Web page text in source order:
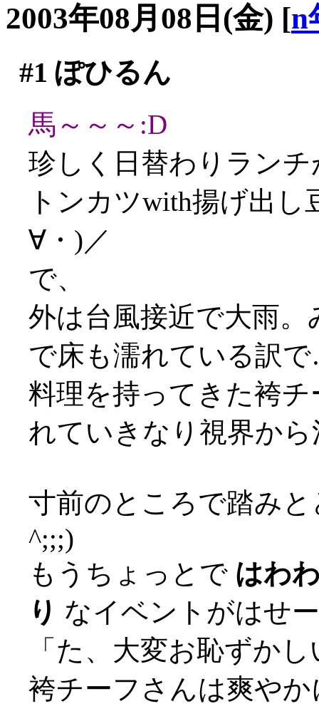
2003年08月08日(金) [n
#1 ぽひるん
馬～～～:D
珍しく日替わりラン
トンカツwith揚げ出
∀・)／
で、
外は台風接近で大雨
で床も濡れている訳
料理を持ってきた袴
れていきなり視界か
寸前のところで踏み
^;;;)
もうちょっとで はわ
り なイベントがはせ
「た、大変お恥ずか
袴チーフさんは爽や